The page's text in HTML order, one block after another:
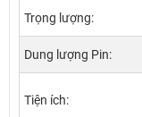
Trọng lượng:
Dung lượng Pin:
Tiện ích: